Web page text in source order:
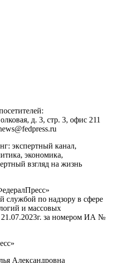
д. 3, стр. 3, офис 211
экспертный канал,
экономика,
взгляд на жизнь
службой по надзору в сфере
и массовых
за номером ИА №
Александровна